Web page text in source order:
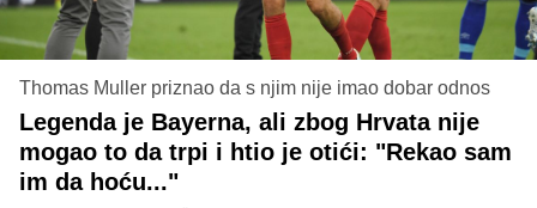
Thomas Muller priznao da s njim nije imao dobar odnos
Legenda je Bayerna, ali zbog Hrvata nije
mogao to da trpi i htio je otići: "Rekao sam
im da hoću..."